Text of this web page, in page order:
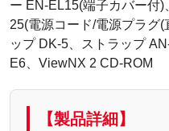
ー EN-EL15(端子カバー付
25(電源コード/電源プラグ
ップ DK-5、ストラップ
E6、ViewNX 2 CD-ROM
【製品詳細】